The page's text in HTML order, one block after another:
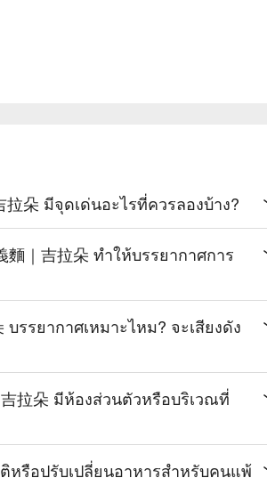
味
朵 มีจุดเด่นอะไรที่ควรลองบ้าง?
｜吉拉朵 ทำให้บรรยากาศการ
บรรยากาศเหมาะไหม? จะเสียงดัง
拉朵 มีห้องส่วนตัวหรือบริเวณที่
หรือปรับเปลี่ยนอาหารสำหรับคนแพ้